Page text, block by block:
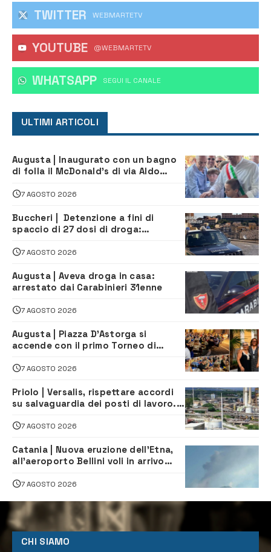
TWITTER WEBMARTETV
YOUTUBE @WEBMARTETV
WHATSAPP ‎SEGUI IL CANALE
ULTIMI ARTICOLI
Augusta | Inaugurato con un bagno
di folla il McDonald’s di via Aldo
7 AGOSTO 2026
Buccheri | Detenzione a fini di
spaccio di 27 dosi di droga:
7 AGOSTO 2026
Augusta | Aveva droga in casa:
arrestato dai Carabinieri 31enne
7 AGOSTO 2026
Augusta | Piazza D’Astorga si
accende con il primo Torneo di
7 AGOSTO 2026
Priolo | Versalis, rispettare accordi
su salvaguardia dei posti di lavoro. Il
7 AGOSTO 2026
Catania | Nuova eruzione dell’Etna,
all’aeroporto Bellini voli in arrivo
7 AGOSTO 2026
CHI SIAMO